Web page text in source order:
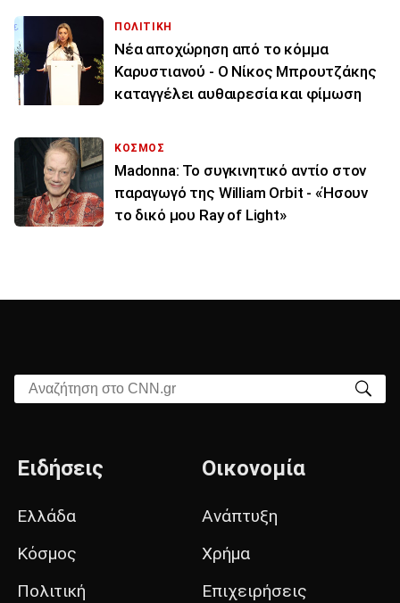
ΠΟΛΙΤΙΚΗ
Νέα αποχώρηση από το κόμμα
Καρυστιανού - Ο Νίκος Μπρουτζάκης
καταγγέλει αυθαιρεσία και φίμωση
ΚΟΣΜΟΣ
Madonna: Το συγκινητικό αντίο στον
παραγωγό της William Orbit - «Ήσουν
το δικό μου Ray of Light»
Αναζήτηση στο CNN.gr
Ειδήσεις
Ελλάδα
Κόσμος
Πολιτική
Οικονομία
Ανάπτυξη
Χρήμα
Επιχειρήσεις